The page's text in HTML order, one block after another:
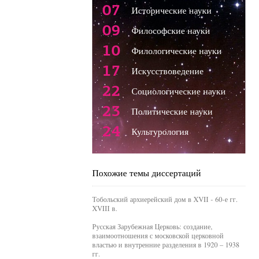
07 Исторические науки
09 Философские науки
10 Филологические науки
17 Искусствоведение
22 Социологические науки
23 Политические науки
24 Культурология
Похожие темы диссертаций
Тобольский архиерейский дом в XVII - 60-е гг.
XVIII в.
Русская Зарубежная Церковь: создание,
взаимоотношения с московской церковной
властью и внутренние разделения в 1920 – 1938
гг.